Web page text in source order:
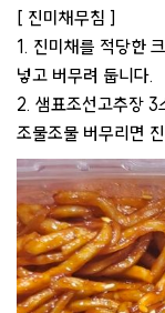
[ 진미채무침 ]
1. 진미채를 적당한
넣고 버무려 둡니다.
2. 샘표조선고추장
조물조물 버무리면